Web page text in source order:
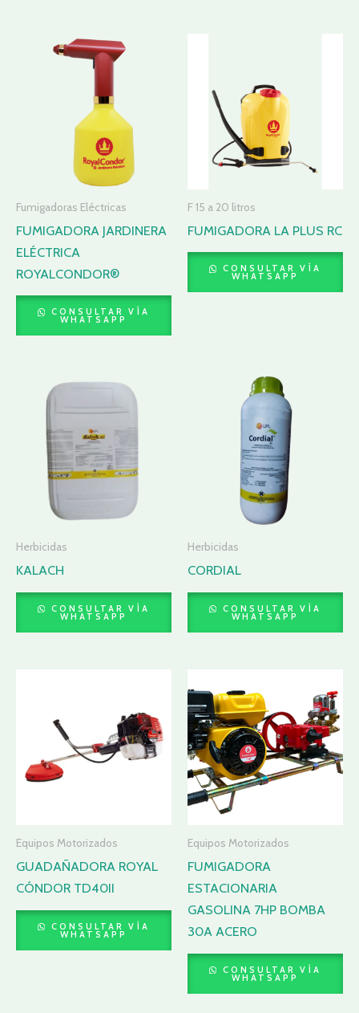
Fumigadoras Eléctricas
FUMIGADORA JARDINERA
ELÉCTRICA
ROYALCONDOR®
CONSULTAR VÍA
WHATSAPP
F 15 a 20 litros
FUMIGADORA LA PLUS RC
CONSULTAR VÍA
WHATSAPP
Herbicidas
KALACH
CONSULTAR VÍA
WHATSAPP
Herbicidas
CORDIAL
CONSULTAR VÍA
WHATSAPP
Equipos Motorizados
GUADAÑADORA ROYAL
CÓNDOR TD40II
CONSULTAR VÍA
WHATSAPP
Equipos Motorizados
FUMIGADORA
ESTACIONARIA
GASOLINA 7HP BOMBA
30A ACERO
CONSULTAR VÍA
WHATSAPP